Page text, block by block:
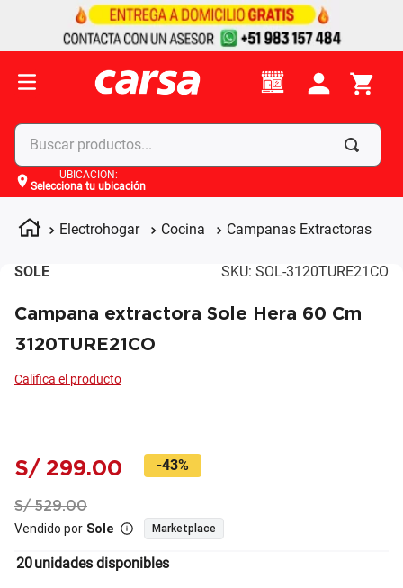
Buscar productos...
UBICACIÓN:
Selecciona tu ubicación
Electrohogar Cocina Campanas Extractoras
SOLE SKU: SOL-3120TURE21CO
Campana extractora Sole Hera 60 Cm
3120TURE21CO
S/ 299.00 -43%
S/ 529.00
Vendido por Sole Marketplace
20unidades disponibles
Términos más buscados
celulares
4. apple